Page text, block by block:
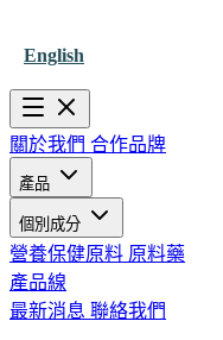
English
關於我們 合作品牌
產品
個別成分
營養保健原料 原料藥
產品線
最新消息 聯絡我們